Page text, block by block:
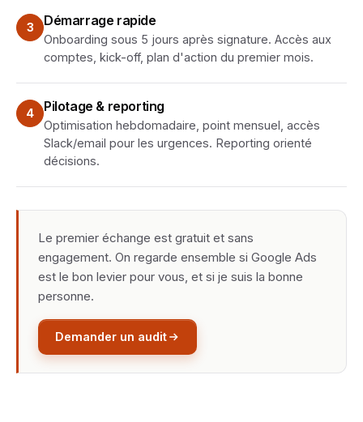
3 Démarrage rapide
Onboarding sous 5 jours après signature. Accès aux
comptes, kick-off, plan d'action du premier mois.
4 Pilotage & reporting
Optimisation hebdomadaire, point mensuel, accès
Slack/email pour les urgences. Reporting orienté
décisions.
Le premier échange est gratuit et sans
engagement. On regarde ensemble si Google Ads
est le bon levier pour vous, et si je suis la bonne
personne.
Demander un audit